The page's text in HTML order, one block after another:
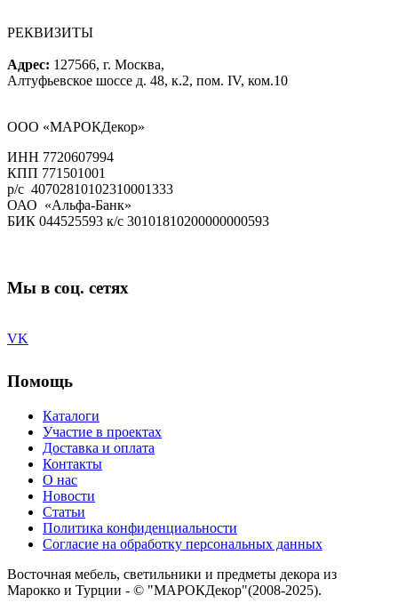
РЕКВИЗИТЫ
Адрес: 127566, г. Москва,
Алтуфьевское шоссе д. 48, к.2, пом. IV, ком.10
ООО «МАРОКДекор»
ИНН 7720607994
КПП 771501001
р/с 40702810102310001333
ОАО «Альфа-Банк»
БИК 044525593 к/с 30101810200000000593
Мы в соц. сетях
VK
Помощь
Каталоги
Участие в проектах
Доставка и оплата
Контакты
О нас
Новости
Статьи
Политика конфиденциальности
Согласие на обработку персональных данных
Восточная мебель, светильники и предметы декора из
Марокко и Турции - © "МАРОКДекор"(2008-2025).